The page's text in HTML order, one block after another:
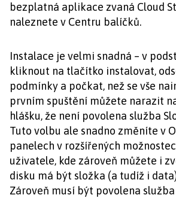
bezplatná aplikace zvaná Cloud
naleznete v Centru balíčků.
Instalace je velmi snadná – v
kliknout na tlačítko instalovat,
podmínky a počkat, než se vše
prvním spuštění můžete narazit
hlášku, že není povolena služba
Tuto volbu ale snadno změníte v
panelech v rozšířených
uživatele, kde zároveň můžete i
disku má být složka (a tudíž i
Zároveň musí být povolena